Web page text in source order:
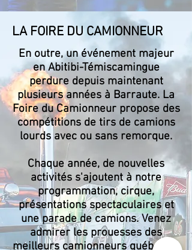
LA FOIRE DU CAMIONNEUR
En outre, un événement majeur
en Abitibi-Témiscamingue
perdure depuis maintenant
plusieurs années à Barraute. La
Foire du Camionneur propose des
compétitions de tirs de camions
lourds avec ou sans remorque.
Chaque année, de nouvelles
activités s'ajoutent à notre
programmation, cirque,
présentations spectaculaires et
une parade de camions. Venez
admirer les prouesses des
meilleurs camionneurs québécois